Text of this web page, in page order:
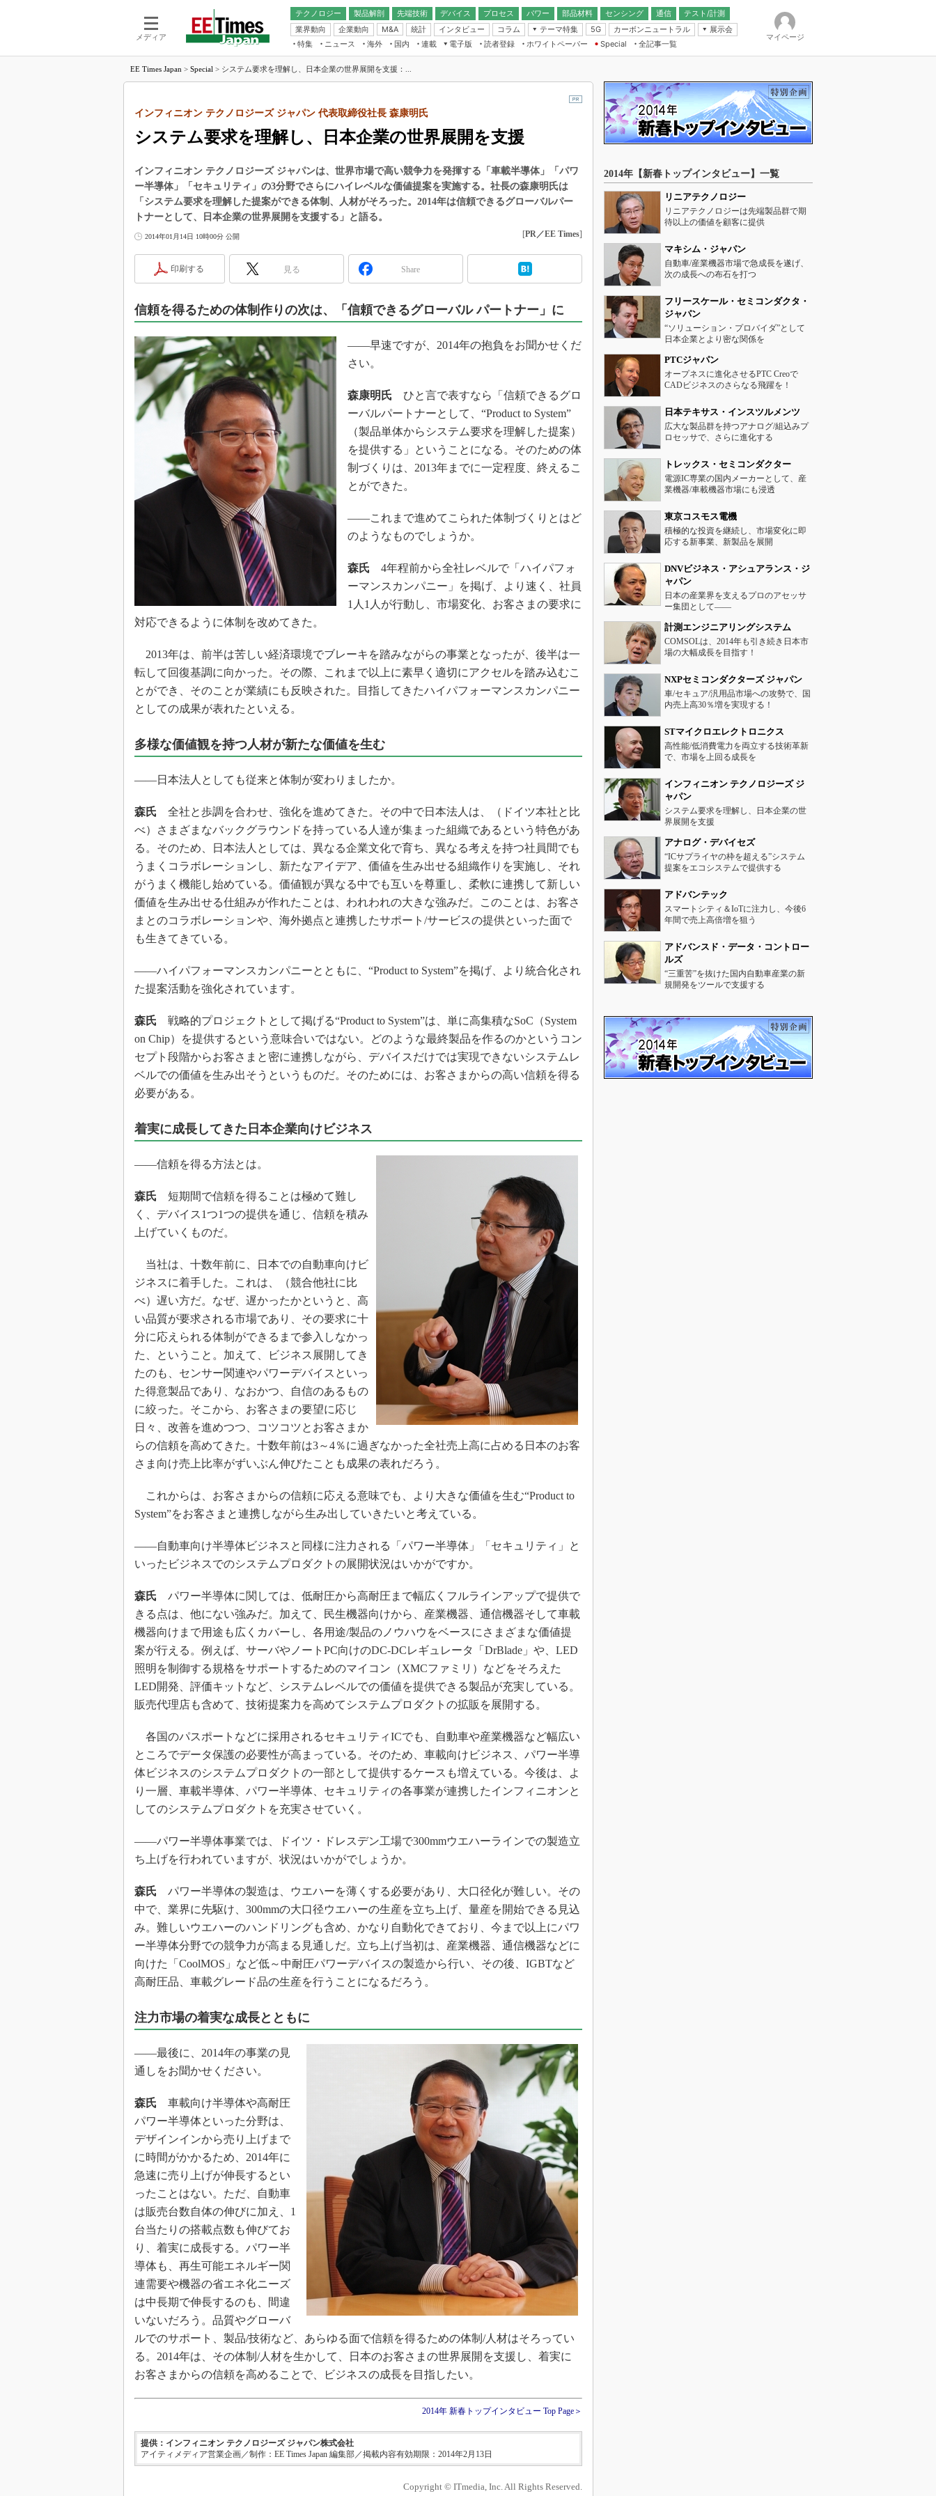
メディア
テクノロジー 製品解剖
先端技術
電池／エネルギー
デバイス
アナログ
LSI
FPGA
プロセス パワー 部品材料 センシング
通信
無線
テスト/計測
業界動向
企業動向 M&A 統計 インタビュー コラム
テーマ特集
フィジカルAI
エッジAI
半導体後工程
読者調査（EE Times Research）
IoT
電源設計（EDN Japan）
5G カーボンニュートラル
展示会
IoT・エッジコンピューティング
EXPO
CEATEC
EdgeTech＋
TECHNO-FRONTIER
特集 ニュース 海外 国内
連載
福田昭のデバイス通信
大原雄介のエレ・組み込みプレイバ
リタイア直前エンジニアの社会人大
学漂流記
世界を「数字」で回してみよう
この10年で起こったこと、次の10年
で起こること
光伝送技術を知る
“異端児エンジニア”が仕掛けた社内
改革、執念の180日
イノベーションは日本を救うのか
JASA発IoT通信
IHSアナリスト「未来展望」
「英語に愛されないエンジニア」の
ための新行動論
電子版
子版
読者登録 ホワイトペーパー
Special
全記事一覧
マイページ
EE Times Japan > Special > システム要求を理解し、日本企業の世界展開を支援：...
システム要求を理解し、日本企業の世界展開を支援
インフィニオン テクノロジーズ ジャパン 代表取締役社長 森康明氏
インフィニオン テクノロジーズ ジャパンは、世界市場で高い競争力を発揮する「車載半導体」「パワ
ー半導体」「セキュリティ」の3分野でさらにハイレベルな価値提案を実施する。社長の森康明氏は
「システム要求を理解した提案ができる体制、人材がそろった。2014年は信頼できるグローバルパー
トナーとして、日本企業の世界展開を支援する」と語る。
2014年01月14日 10時00分 公開 [PR／EE Times]
印刷する 見る Share
信頼を得るための体制作りの次は、「信頼できるグローバル パートナー」に
――早速ですが、2014年の抱負をお聞かせくだ
さい。
森康明氏 ひと言で表すなら「信頼できるグロ
ーバルパートナーとして、“Product to System”
（製品単体からシステム要求を理解した提案）
を提供する」ということになる。そのための体
制づくりは、2013年までに一定程度、終えるこ
とができた。
――これまで進めてこられた体制づくりとはど
のようなものでしょうか。
森氏 4年程前から全社レベルで「ハイパフォ
ーマンスカンパニー」を掲げ、より速く、社員
1人1人が行動し、市場変化、お客さまの要求に
対応できるように体制を改めてきた。
2013年は、前半は苦しい経済環境でブレーキを踏みながらの事業となったが、後半は一
転して回復基調に向かった。その際、これまで以上に素早く適切にアクセルを踏み込むこ
とができ、そのことが業績にも反映された。目指してきたハイパフォーマンスカンパニー
としての成果が表れたといえる。
多様な価値観を持つ人材が新たな価値を生む
――日本法人としても従来と体制が変わりましたか。
森氏 全社と歩調を合わせ、強化を進めてきた。その中で日本法人は、（ドイツ本社と比
べ）さまざまなバックグラウンドを持っている人達が集まった組織であるという特色があ
る。そのため、日本法人としては、異なる企業文化で育ち、異なる考えを持つ社員間でも
うまくコラボレーションし、新たなアイデア、価値を生み出せる組織作りを実施し、それ
がうまく機能し始めている。価値観が異なる中でも互いを尊重し、柔軟に連携して新しい
価値を生み出せる仕組みが作れたことは、われわれの大きな強みだ。このことは、お客さ
まとのコラボレーションや、海外拠点と連携したサポート/サービスの提供といった面で
も生きてきている。
――ハイパフォーマンスカンパニーとともに、“Product to System”を掲げ、より統合化され
た提案活動を強化されています。
森氏 戦略的プロジェクトとして掲げる“Product to System”は、単に高集積なSoC（System
on Chip）を提供するという意味合いではない。どのような最終製品を作るのかというコン
セプト段階からお客さまと密に連携しながら、デバイスだけでは実現できないシステムレ
ベルでの価値を生み出そうというものだ。そのためには、お客さまからの高い信頼を得る
必要がある。
着実に成長してきた日本企業向けビジネス
――信頼を得る方法とは。
森氏 短期間で信頼を得ることは極めて難し
く、デバイス1つ1つの提供を通じ、信頼を積み
上げていくものだ。
当社は、十数年前に、日本での自動車向けビ
ジネスに着手した。これは、（競合他社に比
べ）遅い方だ。なぜ、遅かったかというと、高
い品質が要求される市場であり、その要求に十
分に応えられる体制ができるまで参入しなかっ
た、ということ。加えて、ビジネス展開してき
たのも、センサー関連やパワーデバイスといっ
た得意製品であり、なおかつ、自信のあるもの
に絞った。そこから、お客さまの要望に応じ
日々、改善を進めつつ、コツコツとお客さまか
らの信頼を高めてきた。十数年前は3～4％に過ぎなかった全社売上高に占める日本のお客
さま向け売上比率がずいぶん伸びたことも成果の表れだろう。
これからは、お客さまからの信頼に応える意味でも、より大きな価値を生む“Product to
System”をお客さまと連携しながら生み出していきたいと考えている。
――自動車向け半導体ビジネスと同様に注力される「パワー半導体」「セキュリティ」と
いったビジネスでのシステムプロダクトの展開状況はいかがですか。
森氏 パワー半導体に関しては、低耐圧から高耐圧まで幅広くフルラインアップで提供で
きる点は、他にない強みだ。加えて、民生機器向けから、産業機器、通信機器そして車載
機器向けまで用途も広くカバーし、各用途/製品のノウハウをベースにさまざまな価値提
案が行える。例えば、サーバやノートPC向けのDC-DCレギュレータ「DrBlade」や、LED
照明を制御する規格をサポートするためのマイコン（XMCファミリ）などをそろえた
LED開発、評価キットなど、システムレベルでの価値を提供できる製品が充実している。
販売代理店も含めて、技術提案力を高めてシステムプロダクトの拡販を展開する。
各国のパスポートなどに採用されるセキュリティICでも、自動車や産業機器など幅広い
ところでデータ保護の必要性が高まっている。そのため、車載向けビジネス、パワー半導
体ビジネスのシステムプロダクトの一部として提供するケースも増えている。今後は、よ
り一層、車載半導体、パワー半導体、セキュリティの各事業が連携したインフィニオンと
してのシステムプロダクトを充実させていく。
――パワー半導体事業では、ドイツ・ドレスデン工場で300mmウエハーラインでの製造立
ち上げを行われていますが、状況はいかがでしょうか。
森氏 パワー半導体の製造は、ウエハーを薄くする必要があり、大口径化が難しい。その
中で、業界に先駆け、300mmの大口径ウエハーの生産を立ち上げ、量産を開始できる見込
み。難しいウエハーのハンドリングも含め、かなり自動化できており、今まで以上にパワ
ー半導体分野での競争力が高まる見通しだ。立ち上げ当初は、産業機器、通信機器などに
向けた「CoolMOS」など低～中耐圧パワーデバイスの製造から行い、その後、IGBTなど
高耐圧品、車載グレード品の生産を行うことになるだろう。
注力市場の着実な成長とともに
――最後に、2014年の事業の見
通しをお聞かせください。
森氏 車載向け半導体や高耐圧
パワー半導体といった分野は、
デザインインから売り上げまで
に時間がかかるため、2014年に
急速に売り上げが伸長するとい
ったことはない。ただ、自動車
は販売台数自体の伸びに加え、1
台当たりの搭載点数も伸びてお
り、着実に成長する。パワー半
導体も、再生可能エネルギー関
連需要や機器の省エネ化ニーズ
は中長期で伸長するのも、間違
いないだろう。品質やグローバ
ルでのサポート、製品/技術など、あらゆる面で信頼を得るための体制/人材はそろってい
る。2014年は、その体制/人材を生かして、日本のお客さまの世界展開を支援し、着実に
お客さまからの信頼を高めることで、ビジネスの成長を目指したい。
2014年 新春トップインタビュー Top Page＞
提供：インフィニオン テクノロジーズ ジャパン株式会社
アイティメディア営業企画／制作：EE Times Japan 編集部／掲載内容有効期限：2014年2月13日
Copyright © ITmedia, Inc. All Rights Reserved.
2014年【新春トップインタビュー】一覧
リニアテクノロジー
リニアテクノロジーは先端製品群で期
待以上の価値を顧客に提供
マキシム・ジャパン
自動車/産業機器市場で急成長を遂げ、
次の成長への布石を打つ
フリースケール・セミコンダクタ・
ジャパン
“ソリューション・プロバイダ”として
日本企業とより密な関係を
PTCジャパン
オープネスに進化させるPTC Creoで
CADビジネスのさらなる飛躍を！
日本テキサス・インスツルメンツ
広大な製品群を持つアナログ/組込みプ
ロセッサで、さらに進化する
トレックス・セミコンダクター
電源IC専業の国内メーカーとして、産
業機器/車載機器市場にも浸透
東京コスモス電機
積極的な投資を継続し、市場変化に即
応する新事業、新製品を展開
DNVビジネス・アシュアランス・ジ
ャパン
日本の産業界を支えるプロのアセッサ
ー集団として――
計測エンジニアリングシステム
COMSOLは、2014年も引き続き日本市
場の大幅成長を目指す！
NXPセミコンダクターズ ジャパン
車/セキュア/汎用品市場への攻勢で、国
内売上高30％増を実現する！
STマイクロエレクトロニクス
高性能/低消費電力を両立する技術革新
で、市場を上回る成長を
インフィニオン テクノロジーズ ジ
ャパン
システム要求を理解し、日本企業の世
界展開を支援
アナログ・デバイセズ
“ICサプライヤの枠を超える”システム
提案をエコシステムで提供する
アドバンテック
スマートシティ＆IoTに注力し、今後6
年間で売上高倍増を狙う
アドバンスド・データ・コントロー
ルズ
“三重苦”を抜けた国内自動車産業の新
規開発をツールで支援する